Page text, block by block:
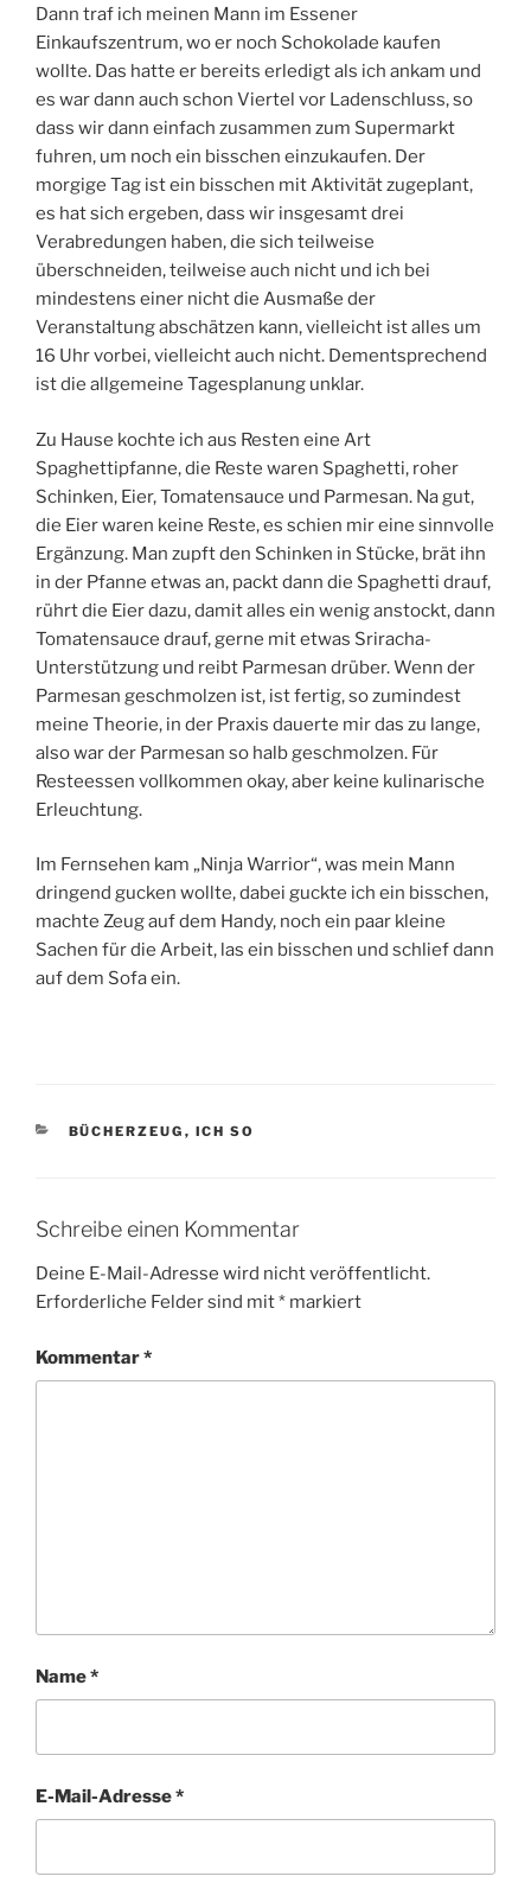
Dann traf ich meinen Mann im Essener
Einkaufszentrum, wo er noch Schokolade kaufen
wollte. Das hatte er bereits erledigt als ich ankam und
es war dann auch schon Viertel vor Ladenschluss, so
dass wir dann einfach zusammen zum Supermarkt
fuhren, um noch ein bisschen einzukaufen. Der
morgige Tag ist ein bisschen mit Aktivität zugeplant,
es hat sich ergeben, dass wir insgesamt drei
Verabredungen haben, die sich teilweise
überschneiden, teilweise auch nicht und ich bei
mindestens einer nicht die Ausmaße der
Veranstaltung abschätzen kann, vielleicht ist alles um
16 Uhr vorbei, vielleicht auch nicht. Dementsprechend
ist die allgemeine Tagesplanung unklar.
Zu Hause kochte ich aus Resten eine Art
Spaghettipfanne, die Reste waren Spaghetti, roher
Schinken, Eier, Tomatensauce und Parmesan. Na gut,
die Eier waren keine Reste, es schien mir eine sinnvolle
Ergänzung. Man zupft den Schinken in Stücke, brät ihn
in der Pfanne etwas an, packt dann die Spaghetti drauf,
rührt die Eier dazu, damit alles ein wenig anstockt, dann
Tomatensauce drauf, gerne mit etwas Sriracha-
Unterstützung und reibt Parmesan drüber. Wenn der
Parmesan geschmolzen ist, ist fertig, so zumindest
meine Theorie, in der Praxis dauerte mir das zu lange,
also war der Parmesan so halb geschmolzen. Für
Resteessen vollkommen okay, aber keine kulinarische
Erleuchtung.
Im Fernsehen kam „Ninja Warrior“, was mein Mann
dringend gucken wollte, dabei guckte ich ein bisschen,
machte Zeug auf dem Handy, noch ein paar kleine
Sachen für die Arbeit, las ein bisschen und schlief dann
auf dem Sofa ein.
KATEGORIEN
BÜCHERZEUG , ICH SO
Schreibe einen Kommentar
Deine E-Mail-Adresse wird nicht veröffentlicht.
Erforderliche Felder sind mit* markiert
Kommentar*
Name*
E-Mail-Adresse*